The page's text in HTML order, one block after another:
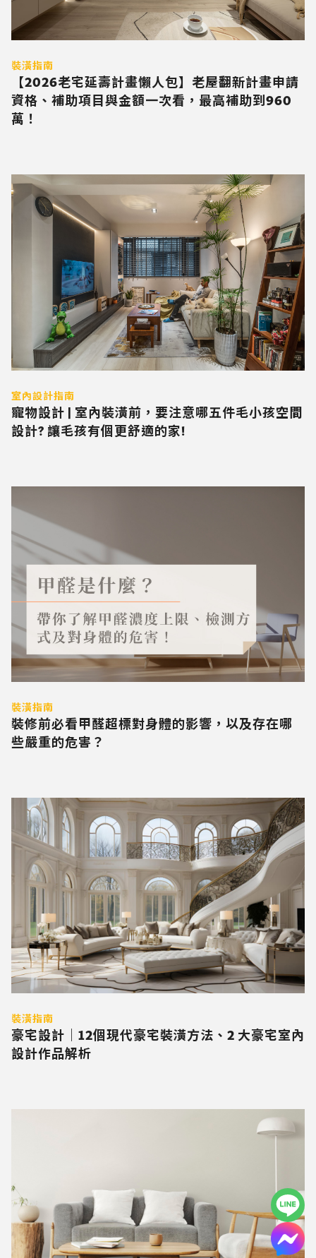
裝潢指南
【2026老宅延壽計畫懶人包】老屋翻新計畫申請
資格、補助項目與金額一次看，最高補助到960
萬！
室內設計指南
寵物設計 | 室內裝潢前，要注意哪五件毛小孩空間
設計? 讓毛孩有個更舒適的家!
裝潢指南
裝修前必看甲醛超標對身體的影響，以及存在哪
些嚴重的危害？
裝潢指南
豪宅設計｜12個現代豪宅裝潢方法、2 大豪宅室內
設計作品解析